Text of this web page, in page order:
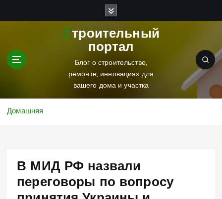
Строительный
портал
Блог о строительстве,
ремонте, инновациях для
вашего дома и участка
Домашняя
В МИД РФ назвали
переговоры по вопросу